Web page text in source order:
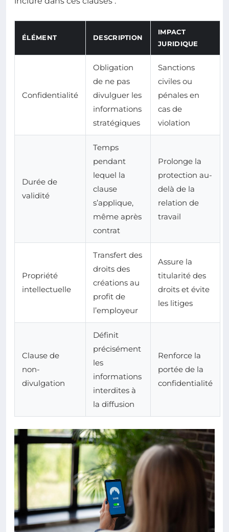
ÉLÉMENT DESCRIPTION
IMPACT
JURIDIQUE
Confidentialité
Obligation
de ne pas
divulguer les
informations
stratégiques
Sanctions
civiles ou
pénales en
cas de
violation
Durée de
validité
Temps
pendant
lequel la
clause
s’applique,
même après
contrat
Prolonge la
protection au-
delà de la
relation de
travail
Propriété
intellectuelle
Transfert des
droits des
créations au
profit de
l’employeur
Assure la
titularité des
droits et évite
les litiges
Clause de
non-
divulgation
Définit
précisément
les
informations
interdites à
la diffusion
Renforce la
portée de la
confidentialité